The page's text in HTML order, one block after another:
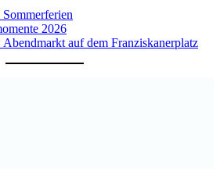
2026
auf dem Franziskanerplatz